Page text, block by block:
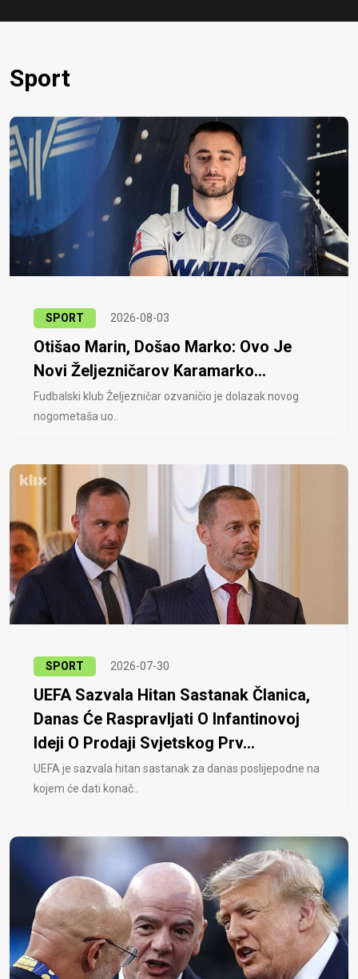
Sport
SPORT 2026-08-03
Otišao Marin, Došao Marko: Ovo Je
Novi Željezničarov Karamarko...
Fudbalski klub Željezničar ozvaničio je dolazak novog
nogometaša uo..
SPORT 2026-07-30
UEFA Sazvala Hitan Sastanak Članica,
Danas Će Raspravljati O Infantinovoj
Ideji O Prodaji Svjetskog Prv...
UEFA je sazvala hitan sastanak za danas poslijepodne na
kojem će dati konač..